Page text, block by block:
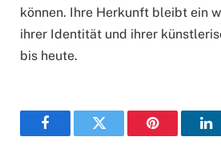
können. Ihre Herkunft bleibt ein
ihrer Identität und ihrer
bis heute.
FacebookTwitter Pinterest